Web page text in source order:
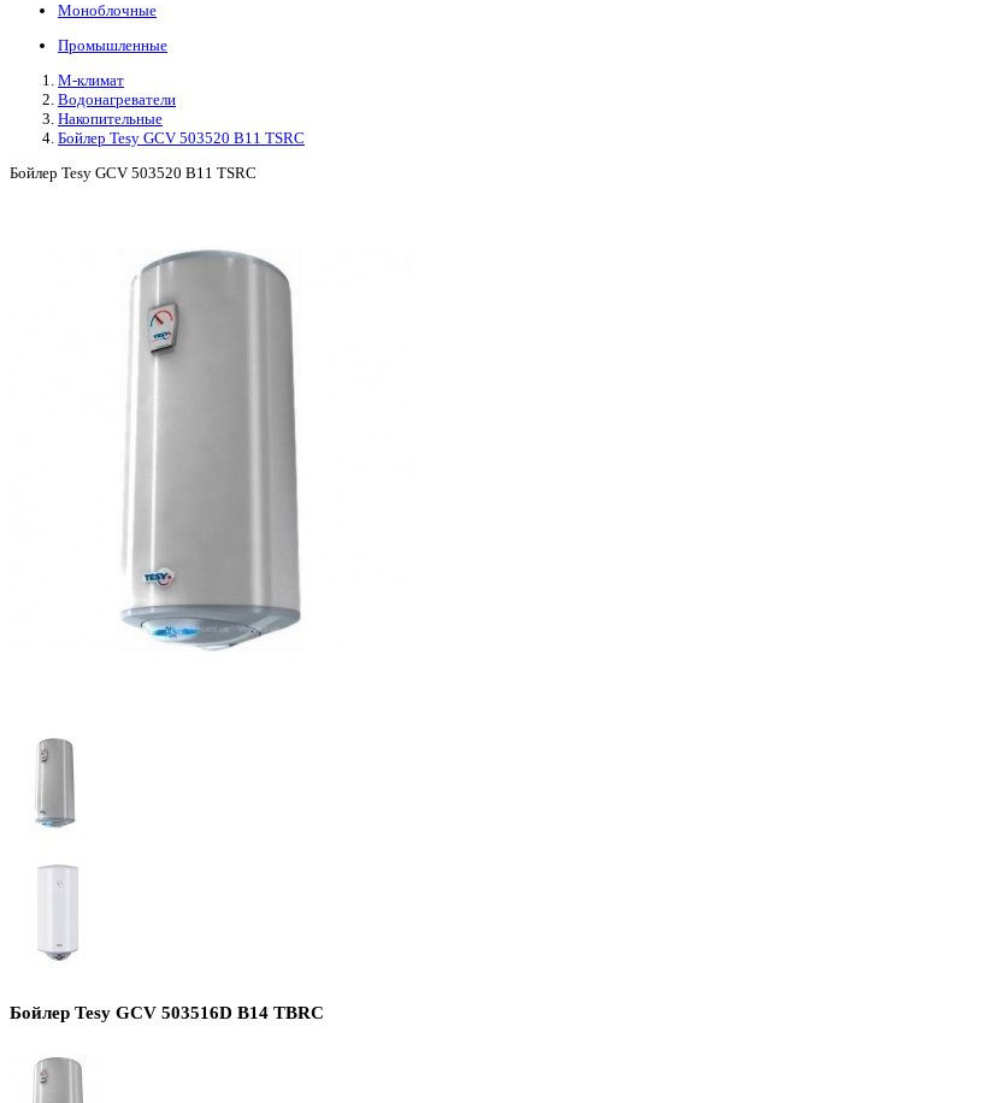
Моноблочные
Промышленные
М-климат
Водонагреватели
Накопительные
Бойлер Tesy GCV 503520 B11 TSRC
Бойлер Tesy GCV 503520 B11 TSRC
Бойлер Tesy GCV 503516D B14 TBRC